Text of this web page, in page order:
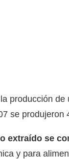
producción de
se produjeron
extraído se
y para